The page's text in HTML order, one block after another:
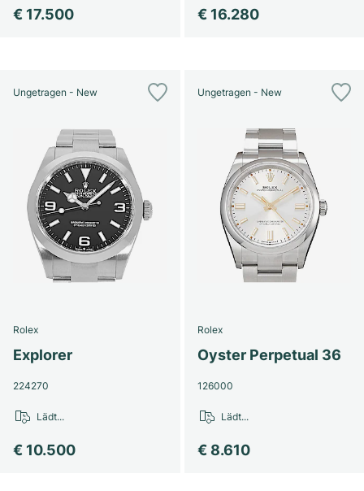
€ 17.500 € 16.280
Ungetragen - New
Rolex
Explorer
224270
€ 10.500
Lädt...
Ungetragen - New
Rolex
Oyster Perpetual 36
126000
€ 8.610
Lädt...